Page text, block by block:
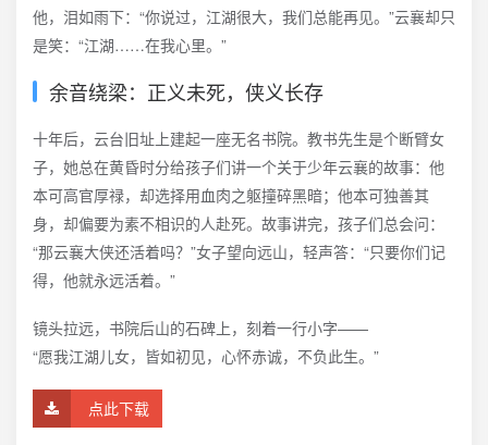
他，泪如雨下：“你说过，江湖很大，我们总能再见。”云襄却只
是笑：“江湖……在我心里。”
余音绕梁：正义未死，侠义长存
十年后，云台旧址上建起一座无名书院。教书先生是个断臂女
子，她总在黄昏时分给孩子们讲一个关于少年云襄的故事：他
本可高官厚禄，却选择用血肉之躯撞碎黑暗；他本可独善其
身，却偏要为素不相识的人赴死。故事讲完，孩子们总会问：
“那云襄大侠还活着吗？”女子望向远山，轻声答：“只要你们记
得，他就永远活着。”
镜头拉远，书院后山的石碑上，刻着一行小字——
“愿我江湖儿女，皆如初见，心怀赤诚，不负此生。”
点此下载